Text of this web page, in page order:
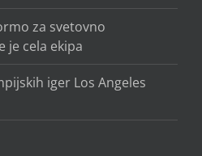
za svetovno
je cela ekipa
iger Los Angeles